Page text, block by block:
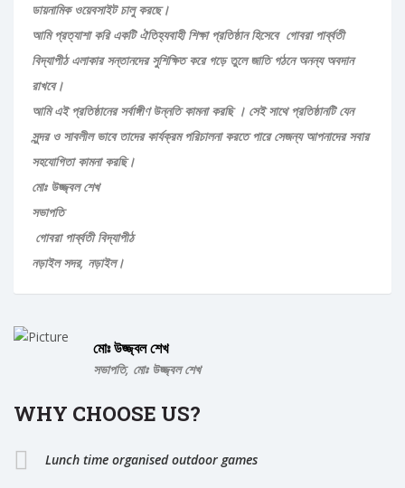
ডায়নামিক ওয়েবসাইট চালু করছে।
আমি প্রত্যাশা করি একটি ঐতিহ্যবাহী শিক্ষা প্রতিষ্ঠান হিসেবে গোবরা পার্ব্বতী
বিদ্যাপীঠ এলাকার সন্তানদের সুশিক্ষিত করে গড়ে তুলে জাতি গঠনে অনন্য অবদান
রাখবে।
আমি এই প্রতিষ্ঠানের সর্বাঙ্গীণ উন্নতি কামনা করছি । সেই সাথে প্রতিষ্ঠানটি যেন
সুন্দর ও সাবলীল ভাবে তাদের কার্যক্রম পরিচালনা করতে পারে সেজন্য আপনাদের সবার
সহযোগিতা কামনা করছি।
মোঃ উজ্জ্বল শেখ
সভাপতি
গোবরা পার্ব্বতী বিদ্যাপীঠ
নড়াইল সদর, নড়াইল।
মোঃ উজ্জ্বল শেখ
সভাপতি, মোঃ উজ্জ্বল শেখ
WHY CHOOSE US?
Lunch time organised outdoor games